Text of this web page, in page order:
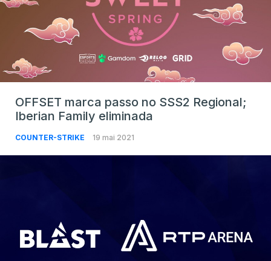
OFFSET marca passo no SSS2 Regional;
Iberian Family eliminada
COUNTER-STRIKE 19 mai 2021